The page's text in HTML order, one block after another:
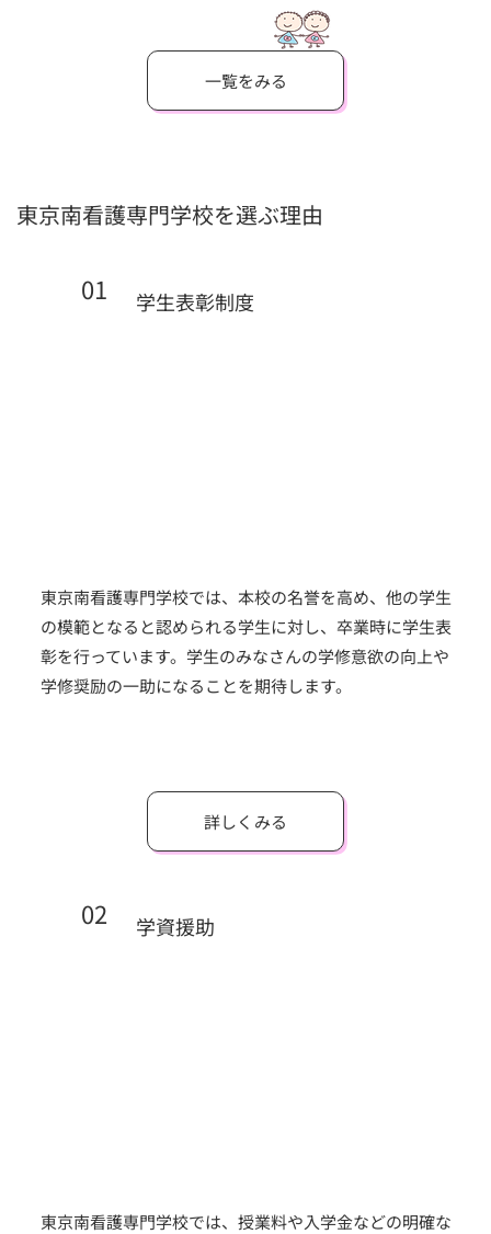
一覧をみる
​東京南看護専門学校を選ぶ理由
01 学生表彰制度
東京南看護専門学校では、本校の名誉を高め、他の学生
の模範となると認められる学生に対し、卒業時に学生表
彰を行っています。学生のみなさんの学修意欲の向上や
学修奨励の一助になることを期待します。
詳しくみる
02 学資援助
東京南看護専門学校では、授業料や入学金などの明確な